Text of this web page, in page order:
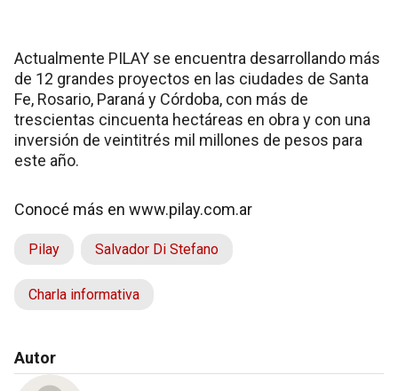
Actualmente PILAY se encuentra desarrollando más
de 12 grandes proyectos en las ciudades de Santa
Fe, Rosario, Paraná y Córdoba, con más de
trescientas cincuenta hectáreas en obra y con una
inversión de veintitrés mil millones de pesos para
este año.
Conocé más en www.pilay.com.ar
Pilay Salvador Di Stefano
Charla informativa
Autor